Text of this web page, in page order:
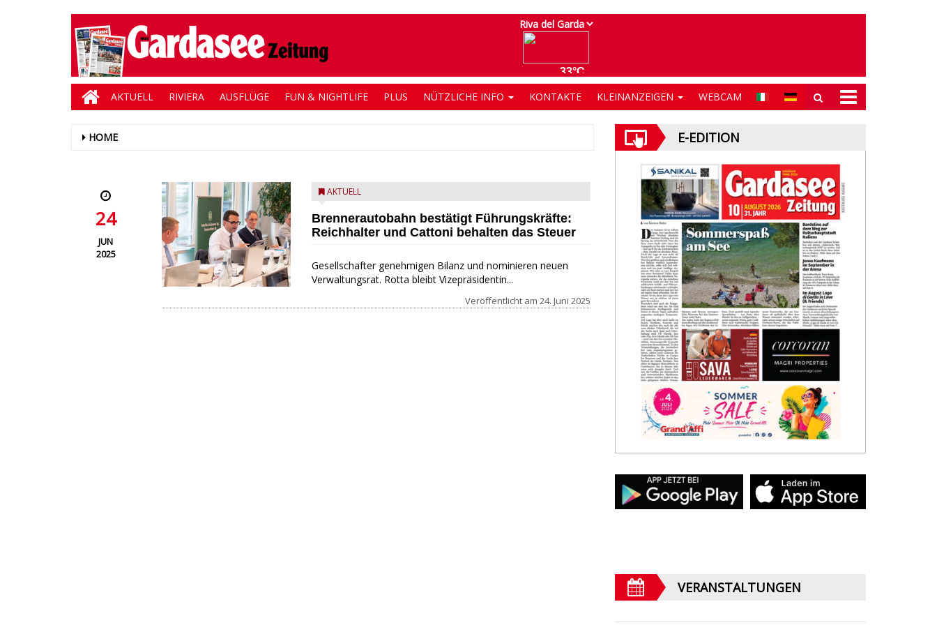
AKTUELL RIVIERA AUSFLÜGE FUN & NIGHTLIFE PLUS NÜTZLICHE INFO KONTAKTE KLEINANZEIGEN WEBCAM
HOME
24
JUN
2025
AKTUELL
Brennerautobahn bestätigt Führungskräfte:
Reichhalter und Cattoni behalten das Steuer
Gesellschafter genehmigen Bilanz und nominieren neuen
Verwaltungsrat. Rotta bleibt Vizepräsidentin...
Veröffentlicht am 24. Juni 2025
E-EDITION
VERANSTALTUNGEN